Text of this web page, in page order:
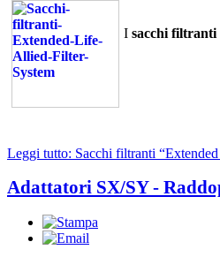
I sacchi filtranti
Leggi tutto: Sacchi filtranti
Adattatori SX/SY -